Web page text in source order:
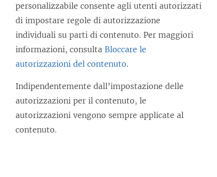
personalizzabile consente agli utenti autorizzati
di impostare regole di autorizzazione
individuali su parti di contenuto. Per maggiori
informazioni, consulta Bloccare le
autorizzazioni del contenuto.
Indipendentemente dall’impostazione delle
autorizzazioni per il contenuto, le
autorizzazioni vengono sempre applicate al
contenuto.